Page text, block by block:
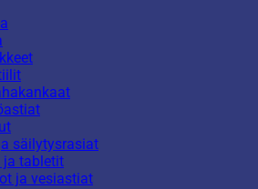
säilytysrasiat
ja tabletit
ja vesiastiat